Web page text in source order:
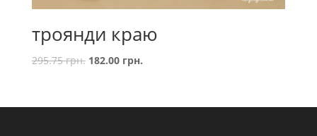
троянди краю
295.75грн. 182.00 грн.